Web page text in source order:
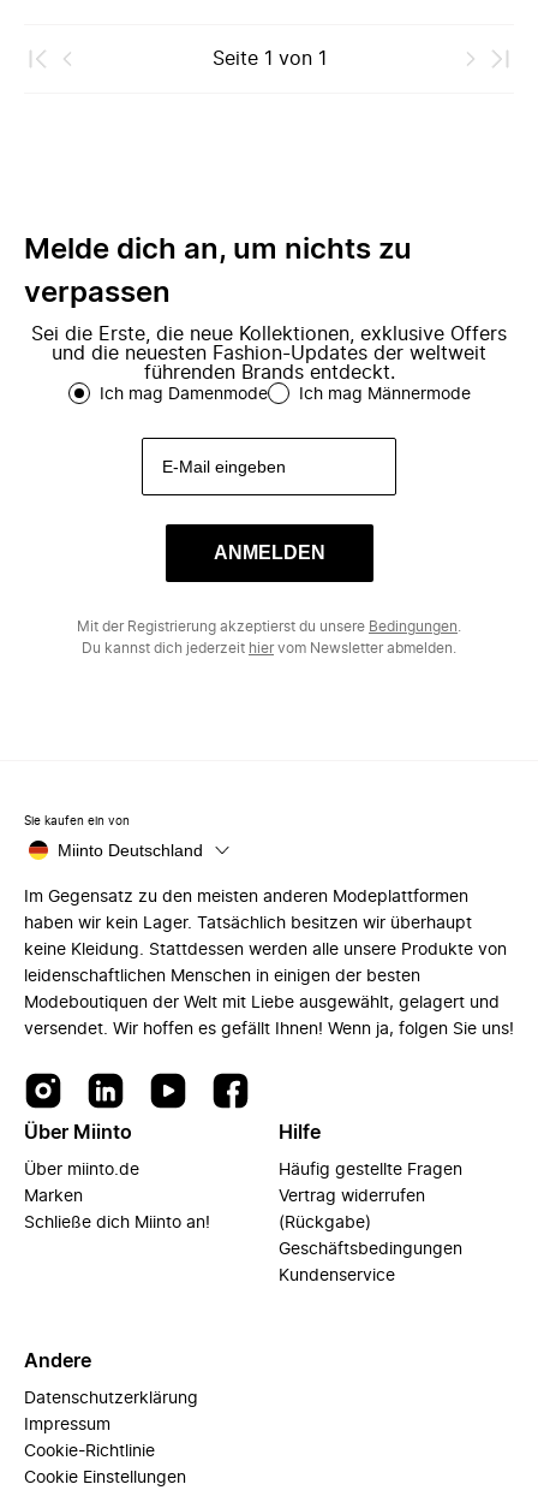
Seite 1 von 1
Melde dich an, um nichts zu
verpassen
Sei die Erste, die neue Kollektionen, exklusive Offers
und die neuesten Fashion-Updates der weltweit
führenden Brands entdeckt.
Ich mag Damenmode Ich mag Männermode
ANMELDEN
Mit der Registrierung akzeptierst du unsere Bedingungen
Du kannst dich jederzeit hiervom Newsletter abmelden.
Sie kaufen ein von
Miinto Deutschland
Im Gegensatz zu den meisten anderen Modeplattformen
haben wir kein Lager. Tatsächlich besitzen wir überhaupt
keine Kleidung. Stattdessen werden alle unsere Produkte von
leidenschaftlichen Menschen in einigen der besten
Modeboutiquen der Welt mit Liebe ausgewählt, gelagert und
versendet. Wir hoffen es gefällt Ihnen! Wenn ja, folgen Sie uns!
Über Miinto
Über miinto.de
Marken
Schließe dich Miinto an!
Hilfe
Häufig gestellte Fragen
Vertrag widerrufen
(Rückgabe)
Geschäftsbedingungen
Kundenservice
Andere
Datenschutzerklärung
Impressum
Cookie-Richtlinie
Cookie Einstellungen